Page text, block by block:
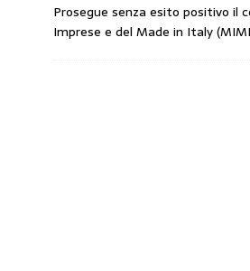
Prosegue senza esito positivo
Imprese e del Made in Italy